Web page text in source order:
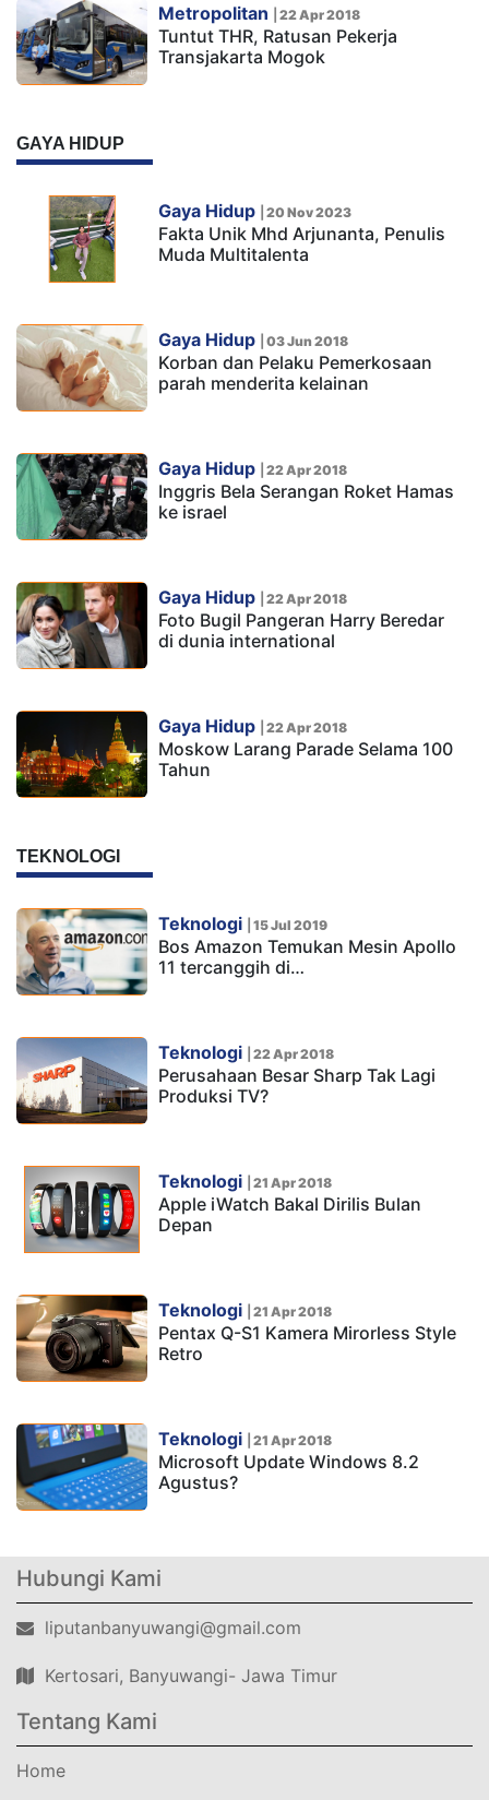
Metropolitan 22 Apr 2018
Tuntut THR, Ratusan Pekerja
Transjakarta Mogok
GAYA HIDUP
Gaya Hidup 20 Nov 2023
Fakta Unik Mhd Arjunanta, Penulis
Muda Multitalenta
Gaya Hidup 03 Jun 2018
Korban dan Pelaku Pemerkosaan
parah menderita kelainan
Gaya Hidup 22 Apr 2018
Inggris Bela Serangan Roket Hamas
ke israel
Gaya Hidup 22 Apr 2018
Foto Bugil Pangeran Harry Beredar
di dunia international
Gaya Hidup 22 Apr 2018
Moskow Larang Parade Selama 100
Tahun
TEKNOLOGI
Teknologi 15 Jul 2019
Bos Amazon Temukan Mesin Apollo
11 tercanggih di…
Teknologi 22 Apr 2018
Perusahaan Besar Sharp Tak Lagi
Produksi TV?
Teknologi 21 Apr 2018
Apple iWatch Bakal Dirilis Bulan
Depan
Teknologi 21 Apr 2018
Pentax Q-S1 Kamera Mirorless Style
Retro
Teknologi 21 Apr 2018
Microsoft Update Windows 8.2
Agustus?
Hubungi Kami
liputanbanyuwangi@gmail.com
Kertosari, Banyuwangi- Jawa Timur
Tentang Kami
Home